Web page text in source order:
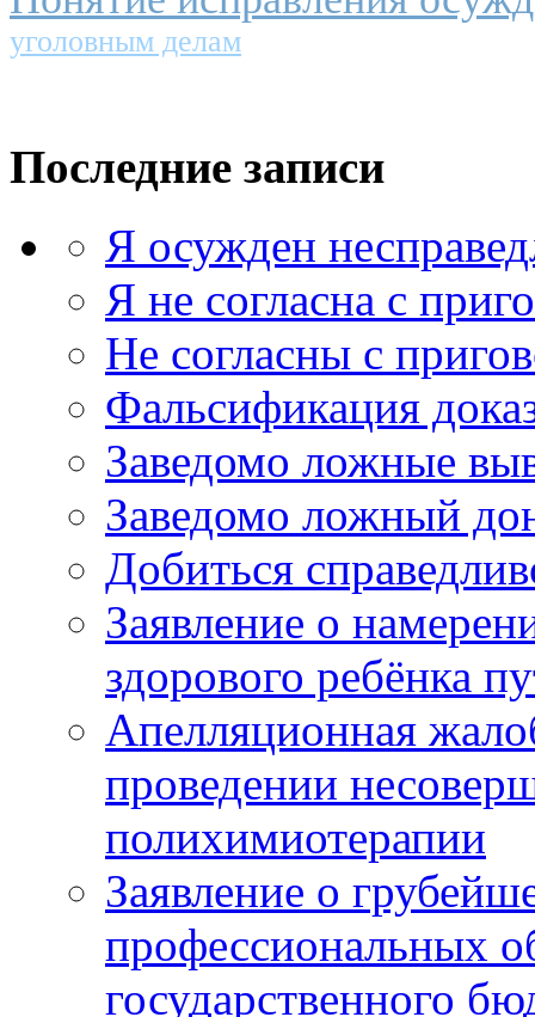
уголовным делам
Последние записи
Я осужден
Я не согласна с
Не согласны с
Фальсификация
Заведомо ложные
Заведомо ложный
Добиться
Заявление о
здорового ребёнка
Апелляционная
проведении
полихимиотерапии
Заявление о
профессиональных
государственного